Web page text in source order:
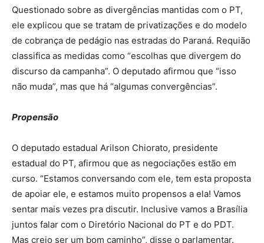
Questionado sobre as divergências mantidas com o PT,
ele explicou que se tratam de privatizações e do modelo
de cobrança de pedágio nas estradas do Paraná. Requião
classifica as medidas como “escolhas que divergem do
discurso da campanha”. O deputado afirmou que “isso
não muda”, mas que há “algumas convergências”.
Propensão
O deputado estadual Arilson Chiorato, presidente
estadual do PT, afirmou que as negociações estão em
curso. “Estamos conversando com ele, tem esta proposta
de apoiar ele, e estamos muito propensos a ela! Vamos
sentar mais vezes pra discutir. Inclusive vamos a Brasília
juntos falar com o Diretório Nacional do PT e do PDT.
Mas creio ser um bom caminho”, disse o parlamentar.